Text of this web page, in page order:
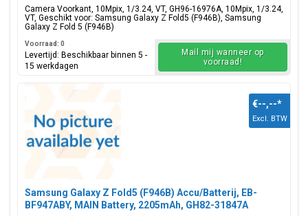
Camera Voorkant, 10Mpix, 1/3.24, VT, GH96-16976A, 10Mpix, 1/3.24,
VT, Geschikt voor: Samsung Galaxy Z Fold5 (F946B), Samsung
Galaxy Z Fold 5 (F946B)
Voorraad: 0
Levertijd: Beschikbaar binnen 5 -
15 werkdagen
Mail mij wanneer op
voorraad!
Samsung Galaxy Z Fold5 (F946B) Accu/Batterij, EB-
BF947ABY, MAIN Battery, 2205mAh, GH82-31847A
€--,--*
Excl. BTW